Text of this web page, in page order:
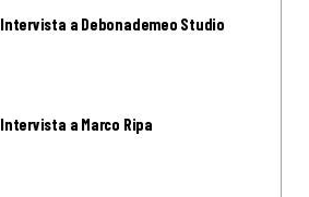
Intervista a Debonademeo Studio
Intervista a Marco Ripa